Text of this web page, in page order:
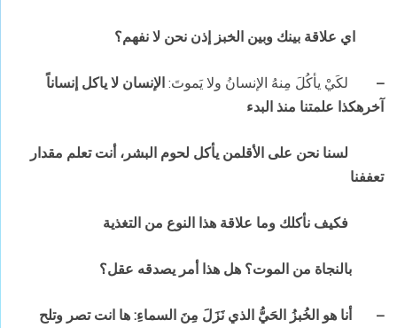
اي علاقة بينك وبين الخبز إذن نحن لا نفهم؟
– لكَيْ يأكُلَ مِنهُ الإنسانُ ولا يَموتَ: الإنسان لا ياكل إنساناً
آخرهكذا علمتنا منذ البدء
لسنا نحن على الأقلمن يأكل لحوم البشر، أنت تعلم مقدار
تعففنا
فكيف نأكلك وما علاقة هذا النوع من التغذية
بالنجاة من الموت؟ هل هذا أمر يصدقه عقل؟
–أنا هو الخُبزُ الحَيُّ الذي نَزَلَ مِنَ السماءِ: ها انت تصر وتلح